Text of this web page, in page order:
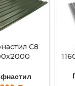
С8